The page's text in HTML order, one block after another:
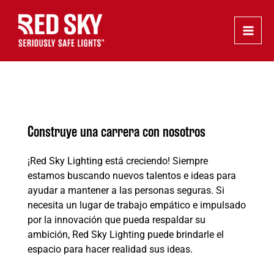
contenido
Construye una carrera con nosotros
¡Red Sky Lighting está creciendo! Siempre
estamos buscando nuevos talentos e ideas para
ayudar a mantener a las personas seguras. Si
necesita un lugar de trabajo empático e impulsado
por la innovación que pueda respaldar su
ambición, Red Sky Lighting puede brindarle el
espacio para hacer realidad sus ideas.